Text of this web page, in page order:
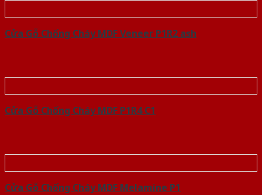
Cửa Gỗ Chống Cháy MDF Veneer P1R2 ash
Cửa Gỗ Chống Cháy MDF P1R4 C1
Cửa Gỗ Chống Cháy MDF Melamine P1